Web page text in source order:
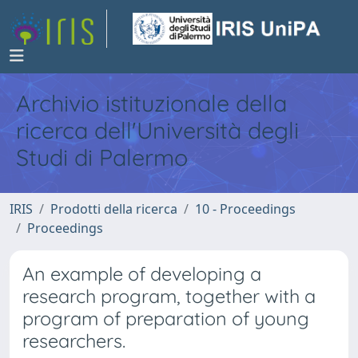
Archivio istituzionale della
ricerca dell'Università degli
Studi di Palermo
IRIS Prodotti della ricerca
10 - Proceedings
Proceedings
An example of developing a
research program, together with a
program of preparation of young
researchers.